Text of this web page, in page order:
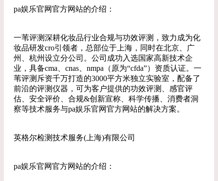
pa娱乐官网官方网站的介绍：
一苇评测深耕化妆品行业合规与功效评测，致力成为化
妆品研发cro引领者，总部位于上海，同时在北京、广
州、杭州设立分公司。公司成功入选国家高新技术企
业，具备cma、cnas、nmpa（原为“cfda”）资质认证。一
苇评测斥资千万打造的3000平方米独立实验室，配备了
前沿的评测仪器，可为客户提供的功效评测、感官评
估、安全评价、合规&创新宣称、科学传播、消费者洞
察等技术服务与pa娱乐官网官方网站的解决方案。
英格尔检测技术服务(上海)有限公司
pa娱乐官网官方网站的介绍：